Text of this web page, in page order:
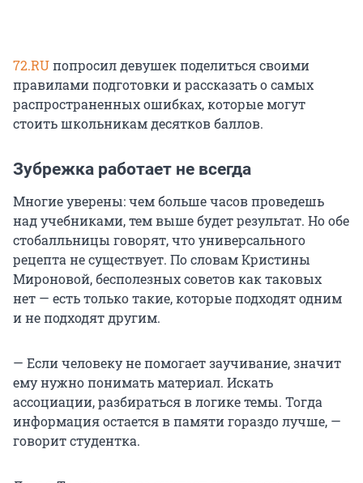
72.RUпопросил девушек поделиться своими
правилами подготовки и рассказать о самых
распространенных ошибках, которые могут
стоить школьникам десятков баллов.
Зубрежка работает не всегда
Многие уверены: чем больше часов проведешь
над учебниками, тем выше будет результат. Но обе
стобалльницы говорят, что универсального
рецепта не существует. По словам Кристины
Мироновой, бесполезных советов как таковых
нет — есть только такие, которые подходят одним
и не подходят другим.
— Если человеку не помогает заучивание, значит
ему нужно понимать материал. Искать
ассоциации, разбираться в логике темы. Тогда
информация остается в памяти гораздо лучше, —
говорит студентка.